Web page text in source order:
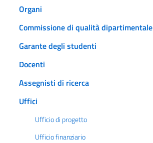
Organi
Commissione di qualità dipartimentale
Garante degli studenti
Docenti
Assegnisti di ricerca
Uffici
Ufficio di progetto
Ufficio finanziario